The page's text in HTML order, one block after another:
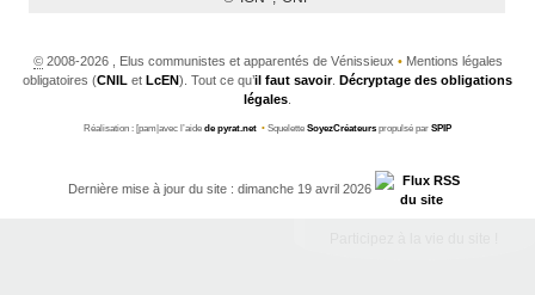
©2008-2026 , Elus communistes et apparentés de Vénissieux •Mentions légales
obligatoires (CNIL et LcEN). Tout ce qu’il faut savoir. Décryptage des obligations
légales
Réalisation : [pam|avec l’aide de pyrat.net • Squelette SoyezCréateurs propulsé par SPIP
Dernière mise à jour du site : dimanche 19 avril 2026